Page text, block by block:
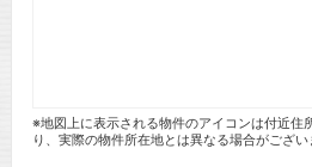
※地図上に表示される物件のアイコンは付近住
り、実際の物件所在地とは異なる場合がござい